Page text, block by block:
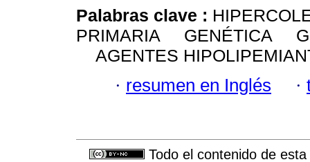
Palabras clave :
PRIMARIA GENÉTICA
AGENTES
· resumen en Inglés ·
Todo el contenido de